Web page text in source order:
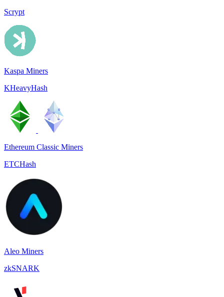
Scrypt
Kaspa Miners
KHeavyHash
Ethereum Classic Miners
ETCHash
Aleo Miners
zkSNARK